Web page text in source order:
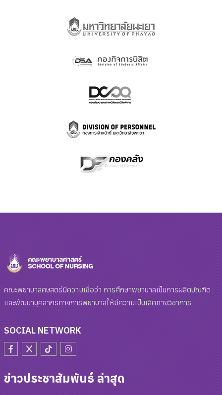
คณะพยาบาลศษสตร์มีความเชื่อว่า การศึกษาพยาบาลเป็นการผลิตบัณฑิต
และพัฒนาบุคลากรทางการพยาบาลให้มีความเป็นเลิศทางวิชาการ
SOCIAL NETWORK
ข่าวประชาสัมพันธ์ ล่าสุด